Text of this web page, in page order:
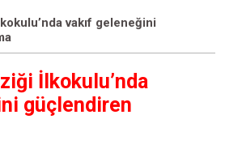
vakıf geleneğini
İlkokulu’nda
güçlendiren